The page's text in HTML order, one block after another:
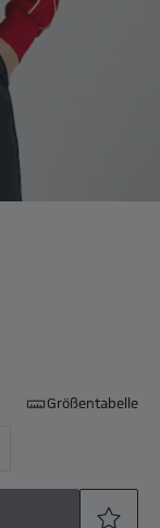
Größentabelle